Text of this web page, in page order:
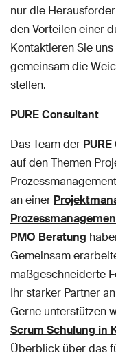
nur die
den Vorteilen einer
Kontaktieren Sie
gemeinsam die
stellen.
PURE Consultant
Das Team der
auf den Themen
an einer
PMO Beratung
Gemeinsam
maßgeschneiderte
Ihr starker Partner
Gerne unterstützen
Scrum Schulung in
Überblick über das